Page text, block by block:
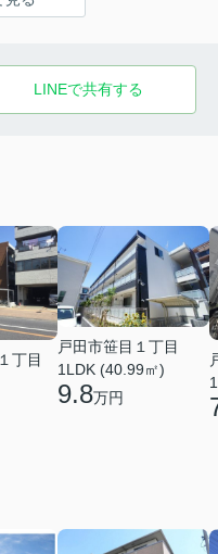
LINEで共有する
丁目
戸田市笹目１丁目
1LDK (40.99㎡)
9.8万円